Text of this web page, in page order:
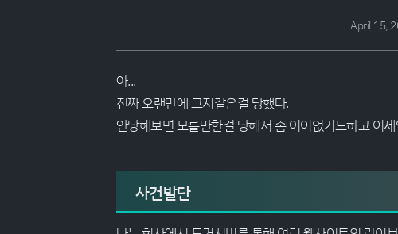
April 15,
아...
진짜 오랜만에 그지같은걸 당했다.
안당해보면 모를만한걸 당해서 좀 어이없기도하고 이
사건발단